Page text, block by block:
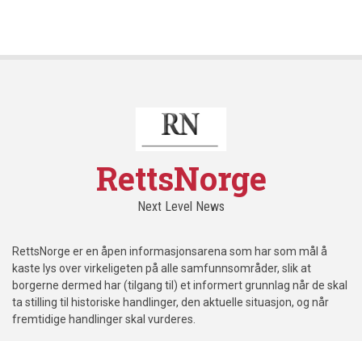
RettsNorge
Next Level News
RettsNorge er en åpen informasjonsarena som har som mål å
kaste lys over virkeligeten på alle samfunnsområder, slik at
borgerne dermed har (tilgang til) et informert grunnlag når de skal
ta stilling til historiske handlinger, den aktuelle situasjon, og når
fremtidige handlinger skal vurderes.